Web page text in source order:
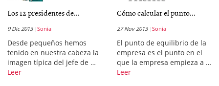
Los 12 presidentes de...
9 Dic 2013 Sonia
Desde pequeños hemos
tenido en nuestra cabeza la
imagen típica del jefe de …
Leer
Cómo calcular el punto...
27 Nov 2013 Sonia
El punto de equilibrio de la
empresa es el punto en el
que la empresa empieza a …
Leer